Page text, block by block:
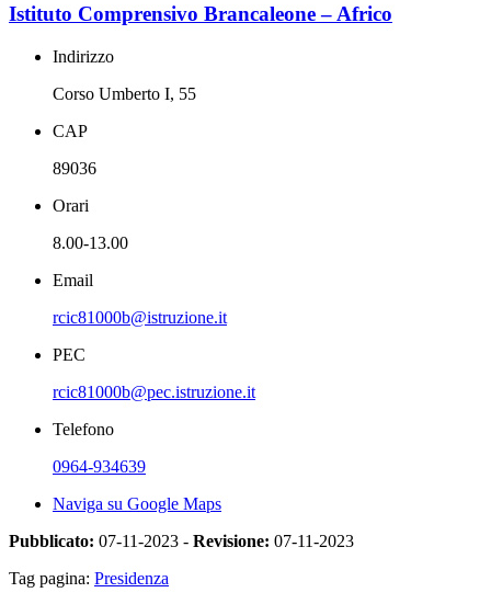
Istituto Comprensivo Brancaleone – Africo
Indirizzo
Corso Umberto I, 55
CAP
89036
Orari
8.00-13.00
Email
rcic81000b@istruzione.it
PEC
rcic81000b@pec.istruzione.it
Telefono
0964-934639
Naviga su Google Maps
Pubblicato: 07-11-2023 - Revisione: 07-11-2023
Tag pagina: Presidenza